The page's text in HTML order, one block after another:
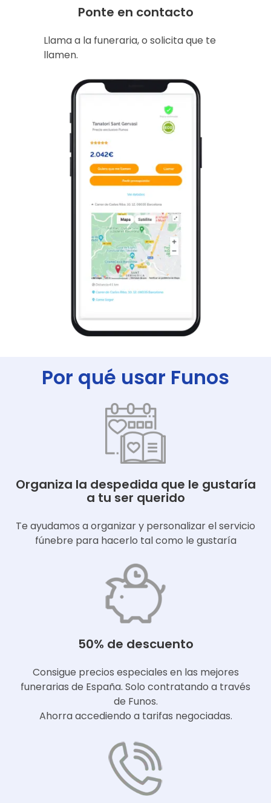
Ponte en contacto
Llama a la funeraria, o solicita que te
llamen.
Por qué usar Funos
Organiza la despedida que le gustaría
a tu ser querido
Te ayudamos a organizar y personalizar el servicio
fúnebre para hacerlo tal como le gustaría
50% de descuento
Consigue precios especiales en las mejores
funerarias de España. Solo contratando a través
de Funos.
Ahorra accediendo a tarifas negociadas.